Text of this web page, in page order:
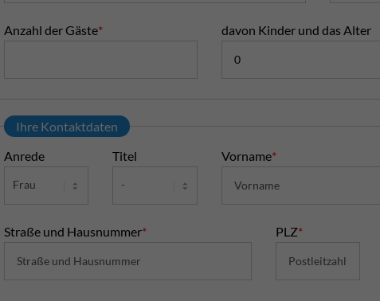
Anzahl der Gäste* davon Kinder und das Alter
Ihre Kontaktdaten
Anrede
Titel Vorname*
Straße und Hausnummer* PLZ*